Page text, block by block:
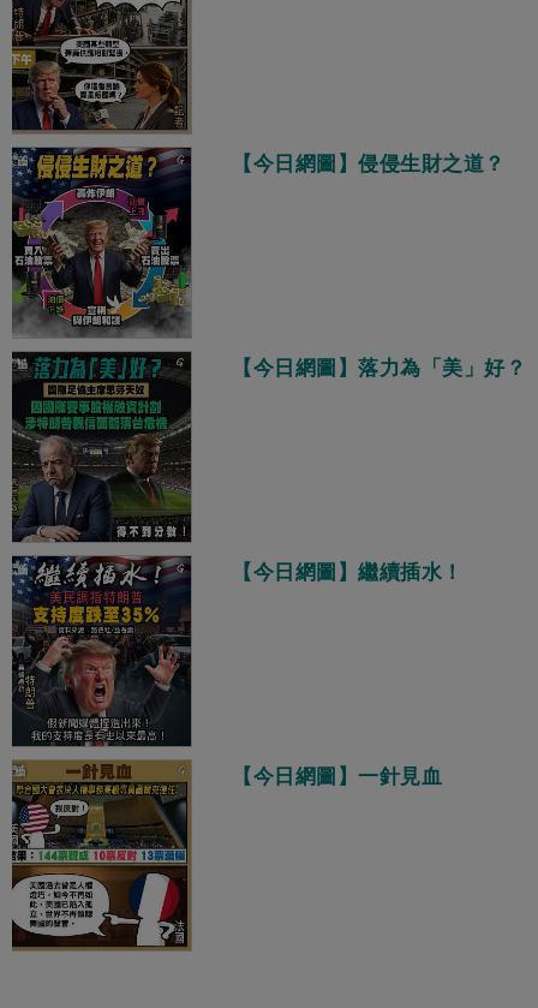
【今日網圖】侵侵生財之道？
【今日網圖】落力為「美」好？
【今日網圖】繼續插水！
【今日網圖】一針見血